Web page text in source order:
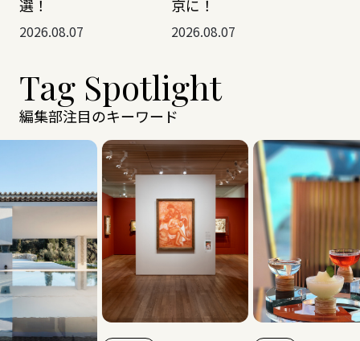
選！
2026.08.07
京に！
2026.08.07
Tag Spotlight
編集部注目のキーワード